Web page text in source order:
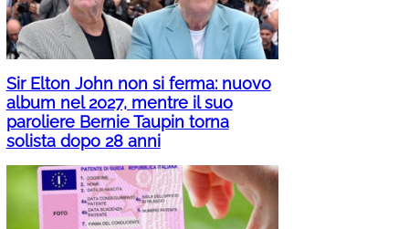
Sir Elton John non si ferma: nuovo
album nel 2027, mentre il suo
paroliere Bernie Taupin torna
solista dopo 28 anni